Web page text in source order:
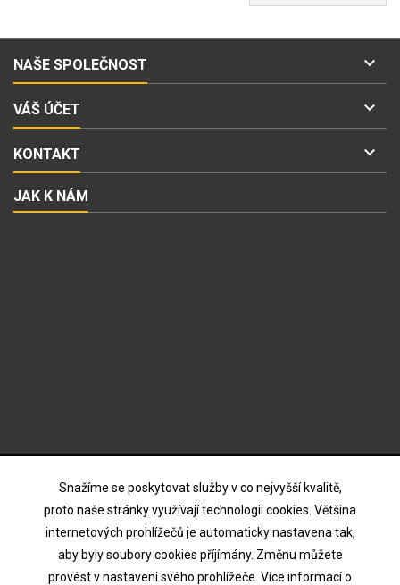
Snažíme se poskytovat služby v co nejvyšší kvalitě,
proto naše stránky využívají technologii cookies. Většina
internetových prohlížečů je automaticky nastavena tak,
aby byly soubory cookies příjímány. Změnu můžete
provést v nastavení svého prohlížeče. Více informací o
NAŠE SPOLEČNOST 
VÁŠ ÚČET 
KONTAKT 
JAK K NÁM
Souhlasím s podmínkami a zásadami ochrany osobních
údajů